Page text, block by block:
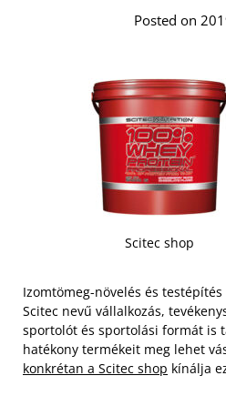
Posted on
Scitec shop
Izomtömeg-növelés és
Scitec nevű vállalkozás,
sportolót és sportolási formát is
hatékony termékeit meg lehet
konkrétan a Scitec shop kínálja